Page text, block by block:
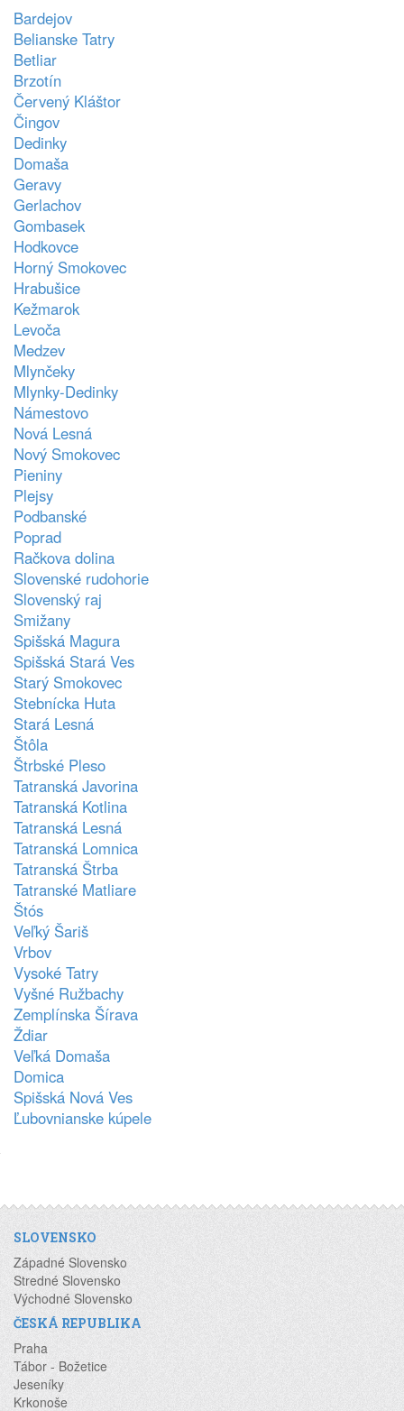
Nadm. výška základne zjazdoviek – 679 m n.m. Nadm.
výška vrcholu zjazdoviek – 934 m n.m.
Bardejov
Belianske Tatry
Betliar
Brzotín
Červený Kláštor
Čingov
Dedinky
Domaša
Geravy
Gerlachov
Gombasek
Hodkovce
Horný Smokovec
Hrabušice
Kežmarok
Levoča
Medzev
Mlynčeky
Mlynky-Dedinky
Námestovo
Nová Lesná
Nový Smokovec
Pieniny
Plejsy
Podbanské
Poprad
Račkova dolina
Slovenské rudohorie
Slovenský raj
Smižany
Spišská Magura
Spišská Stará Ves
Starý Smokovec
Stebnícka Huta
Stará Lesná
Štôla
Štrbské Pleso
Tatranská Javorina
Tatranská Kotlina
Tatranská Lesná
Tatranská Lomnica
Tatranská Štrba
Tatranské Matliare
Štós
Veľký Šariš
Vrbov
Vysoké Tatry
Vyšné Ružbachy
Zemplínska Šírava
Ždiar
Veľká Domaša
Domica
Spišská Nová Ves
Ľubovnianske kúpele
SLOVENSKO
Západné Slovensko
Stredné Slovensko
Východné Slovensko
ČESKÁ REPUBLIKA
Praha
Tábor - Božetice
Jeseníky
Krkonoše